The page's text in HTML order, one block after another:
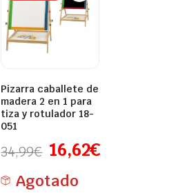
Pizarra caballete de
madera 2 en 1 para
tiza y rotulador 18-
051
34,99€ 16,62€
Agotado